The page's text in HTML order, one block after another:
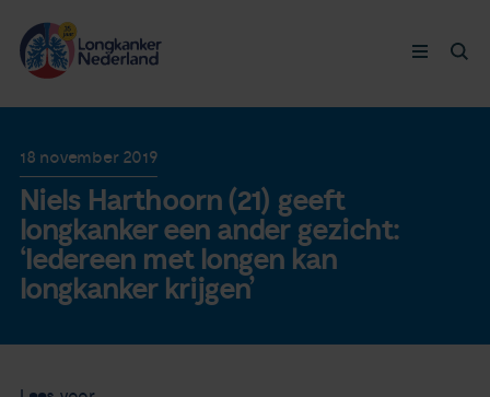
Longkanker
Leven met
Ervaringen
Thymuskankers
18 november 2019
Niels Harthoorn (21) geeft
longkanker een ander gezicht:
‘Iedereen met longen kan
longkanker krijgen’